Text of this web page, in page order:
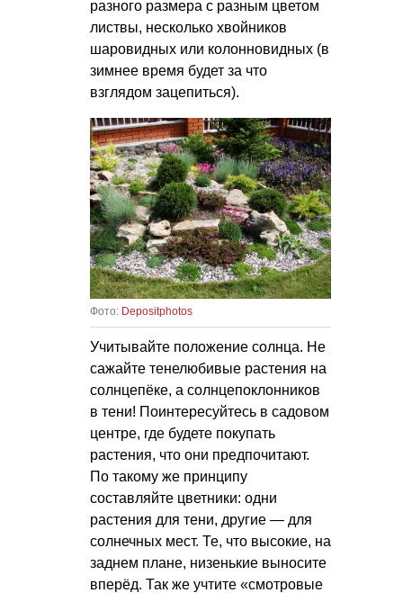
разного размера с разным цветом
листвы, несколько хвойников
шаровидных или колонновидных (в
зимнее время будет за что
взглядом зацепиться).
Фото: Depositphotos
Учитывайте положение солнца. Не
сажайте тенелюбивые растения на
солнцепёке, а солнцепоклонников
в тени! Поинтересуйтесь в садовом
центре, где будете покупать
растения, что они предпочитают.
По такому же принципу
составляйте цветники: одни
растения для тени, другие — для
солнечных мест. Те, что высокие, на
заднем плане, низенькие выносите
вперёд. Так же учтите «смотровые